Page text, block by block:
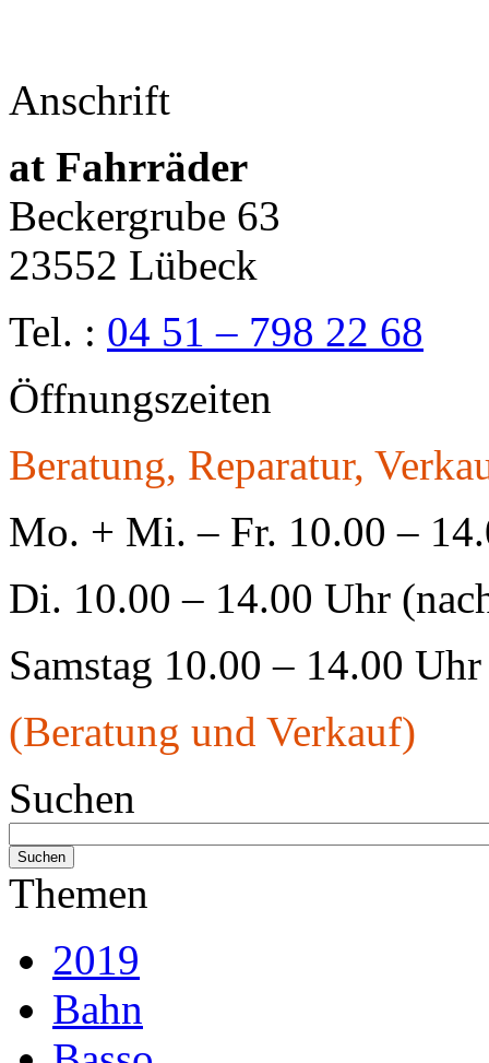
Anschrift
at Fahrräder
Beckergrube 63
23552 Lübeck
Tel. : 04 51 – 798 22 68
Öffnungszeiten
Beratung, Reparatur,
Mo. + Mi. – Fr. 10.00 –
Di. 10.00 – 14.00 Uhr
Samstag 10.00 – 14.00 Uhr
(Beratung und Verkauf)
Suchen
Themen
2019
Bahn